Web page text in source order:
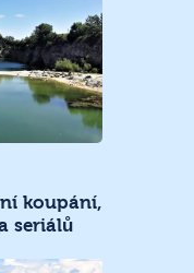
koupání,
seriálů